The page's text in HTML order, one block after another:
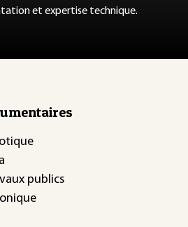
et expertise technique.
publics